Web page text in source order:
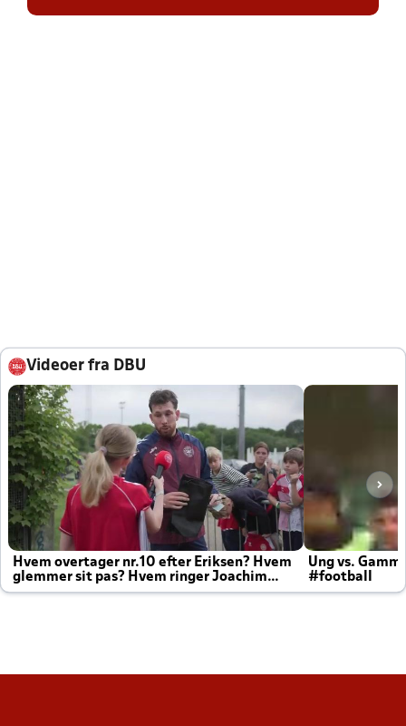
Videoer fra DBU
Hvem overtager nr.10 efter Eriksen? Hvem
glemmer sit pas? Hvem ringer Joachim
altid til efter kampe?
Ung vs.
#football